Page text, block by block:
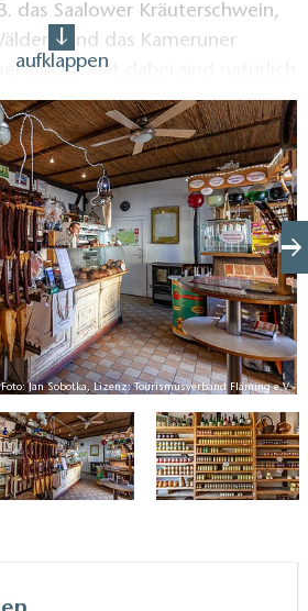
das Saalower Kräuterschwein,
und das Kameruner
Zucht. Mit dabei sind natürlich
Wurstspezialitäten,
und das bekannte Brot aus
nach alter Tradition.
breites Sortiment an
für die Weiterfahrt oder
dabei mit seinem ganz
aufklappen
Jan Sobotka, Lizenz: Tourismusverband Fläming e.V.